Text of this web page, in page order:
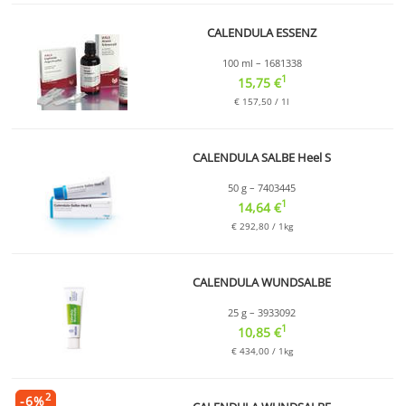
CALENDULA ESSENZ
100 ml – 1681338
15,75 €1
€ 157,50 / 1l
CALENDULA SALBE Heel S
50 g – 7403445
14,64 €1
€ 292,80 / 1kg
CALENDULA WUNDSALBE
25 g – 3933092
10,85 €1
€ 434,00 / 1kg
-6%2